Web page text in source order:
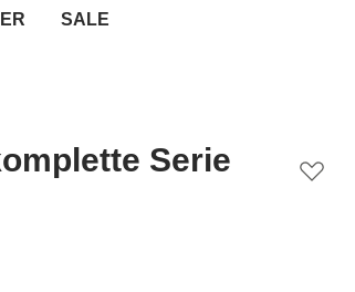
SALE
Serie